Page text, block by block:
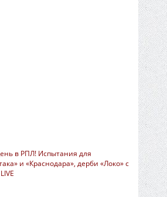
в РПЛ! Испытания для
и «Краснодара», дерби «Локо» с